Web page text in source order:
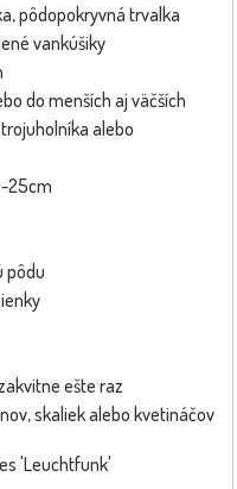
pôdopokryvná trvalka
vankúšiky
do menších aj väčších
alebo
25cm
pôdu
ešte raz
skaliek alebo kvetináčov
'Leuchtfunk'